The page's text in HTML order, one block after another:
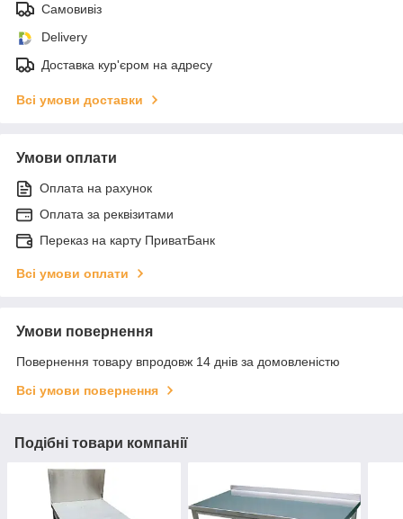
Самовивіз
Delivery
Доставка кур'єром на адресу
Всі умови доставки
Умови оплати
Оплата на рахунок
Оплата за реквізитами
Переказ на карту ПриватБанк
Всі умови оплати
Умови повернення
Повернення товару впродовж 14 днів за домовленістю
Всі умови повернення
Подібні товари компанії